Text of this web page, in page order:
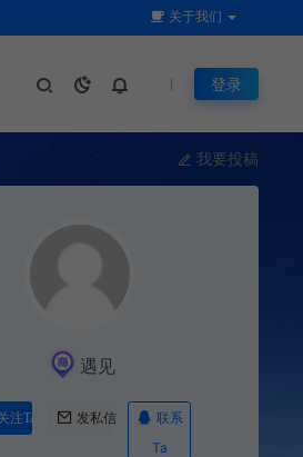
关于我们
登录
我要投稿
遇见
注Ta 发私信
联系
Ta